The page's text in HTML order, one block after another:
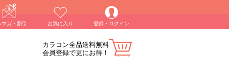
マガ・割引 お気に入り 登録・ログイン
カラコン全品送料無料
会員登録で更にお得！